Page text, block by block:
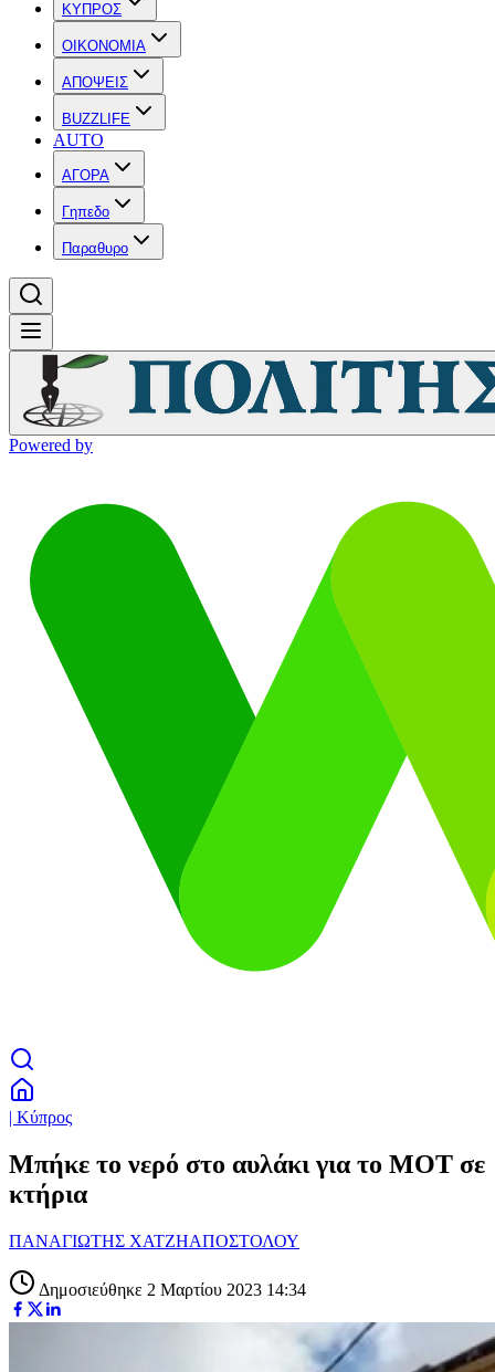
ΚΥΠΡΟΣ
OIKONOMIA
ΑΠΟΨΕΙΣ
BUZZLIFE
AUTO
ΑΓΟΡΑ
Γηπεδο
Παραθυρο
Powered by
| Κύπρος
Μπήκε το νερό στο αυλάκι για το ΜΟΤ σε
κτήρια
ΠΑΝΑΓΙΩΤΗΣ ΧΑΤΖΗΑΠΟΣΤΟΛΟΥ
Δημοσιεύθηκε 2 Μαρτίου 2023 14:34